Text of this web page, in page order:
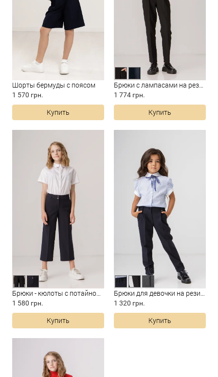
Шорты бермуды с поясом
1 570 грн.
Купить
Брюки с лампасами на резинке
1 774 грн.
Купить
Брюки - кюлоты с потайной ре...
1 580 грн.
Купить
Брюки для девочки на резинке
1 320 грн.
Купить